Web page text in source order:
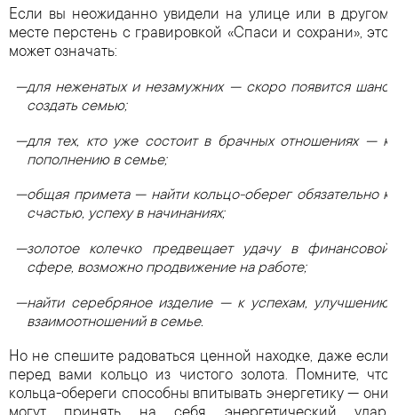
Если вы неожиданно увидели на улице или в другом
месте перстень с гравировкой «Спаси и сохрани», это
может означать:
для неженатых и незамужних — скоро появится шанс
создать семью;
для тех, кто уже состоит в брачных отношениях — к
пополнению в семье;
общая примета — найти кольцо-оберег обязательно к
счастью, успеху в начинаниях;
золотое колечко предвещает удачу в финансовой
сфере, возможно продвижение на работе;
найти серебряное изделие — к успехам, улучшению
взаимоотношений в семье.
Но не спешите радоваться ценной находке, даже если
перед вами кольцо из чистого золота. Помните, что
кольца-обереги способны впитывать энергетику — они